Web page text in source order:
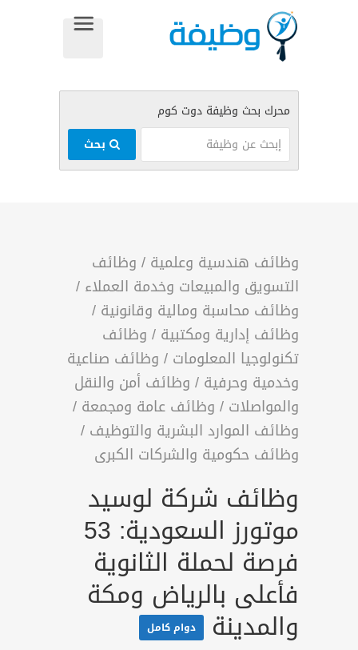
وظائف هندسية وعلمية / وظائف
التسويق والمبيعات وخدمة العملاء /
وظائف محاسبة ومالية وقانونية /
وظائف إدارية ومكتبية / وظائف
تكنولوجيا المعلومات / وظائف صناعية
وخدمية وحرفية / وظائف أمن والنقل
والمواصلات / وظائف عامة ومجمعة /
وظائف الموارد البشرية والتوظيف /
وظائف حكومية والشركات الكبرى
وظائف شركة لوسيد
موتورز السعودية: 53
فرصة لحملة الثانوية
فأعلى بالرياض ومكة
والمدينة دوام كامل